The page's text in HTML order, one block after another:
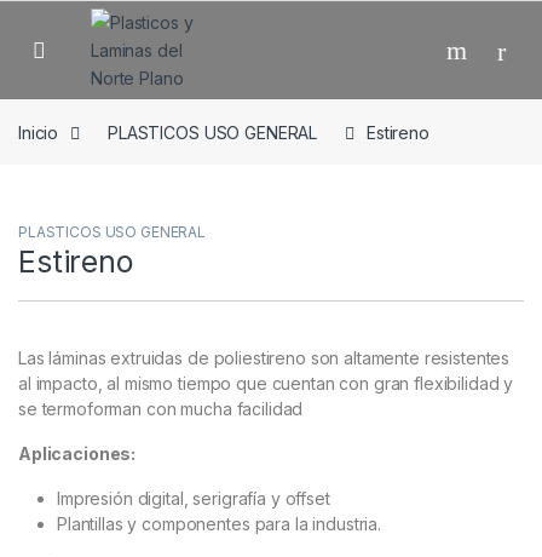
Skip to navigation
Skip to content
Open
Inicio PLASTICOS USO GENERAL Estireno
PLASTICOS USO GENERAL
Estireno
Las láminas extruidas de poliestireno son altamente resistentes
al impacto, al mismo tiempo que cuentan con gran flexibilidad y
se termoforman con mucha facilidad
Aplicaciones:
Impresión digital, serigrafía y offset
Plantillas y componentes para la industria.